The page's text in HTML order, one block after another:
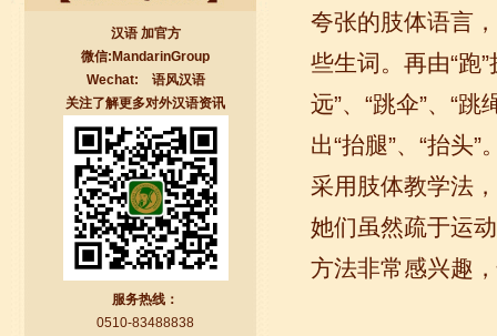
无锡语风汉语学校Jessie
我学习汉语已经八年了,我能听明白别人
说汉语,但是我自己说汉语却觉得说不出
口。我现在在语风汉语无锡校学习，每
天我都学习中国文化...
汉语 加官方
微信:MandarinGroup
Wechat: 语风汉语
关注了解更多对外汉语资讯
服务热线：
0510-83488838
夸张的肢体语言
些生词。再由“跑”
远”、“跳伞”、“跳
出“抬腿”、“抬头”
采用肢体教学法
她们虽然疏于运
方法非常感兴趣